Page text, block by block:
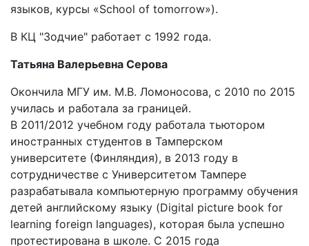
языков, курсы «School of tomorrow»).
В КЦ "Зодчие" работает с 1992 года.
Татьяна Валерьевна Серова
Окончила МГУ им. М.В. Ломоносова, с 2010 по 2015
училась и работала за границей.
В 2011/2012 учебном году работала тьютором
иностранных студентов в Тамперском
университете (Финляндия), в 2013 году в
сотрудничестве с Университетом Тампере
разрабатывала компьютерную программу обучения
детей английскому языку (Digital picture book for
learning foreign languages), которая была успешно
протестирована в школе. С 2015 года